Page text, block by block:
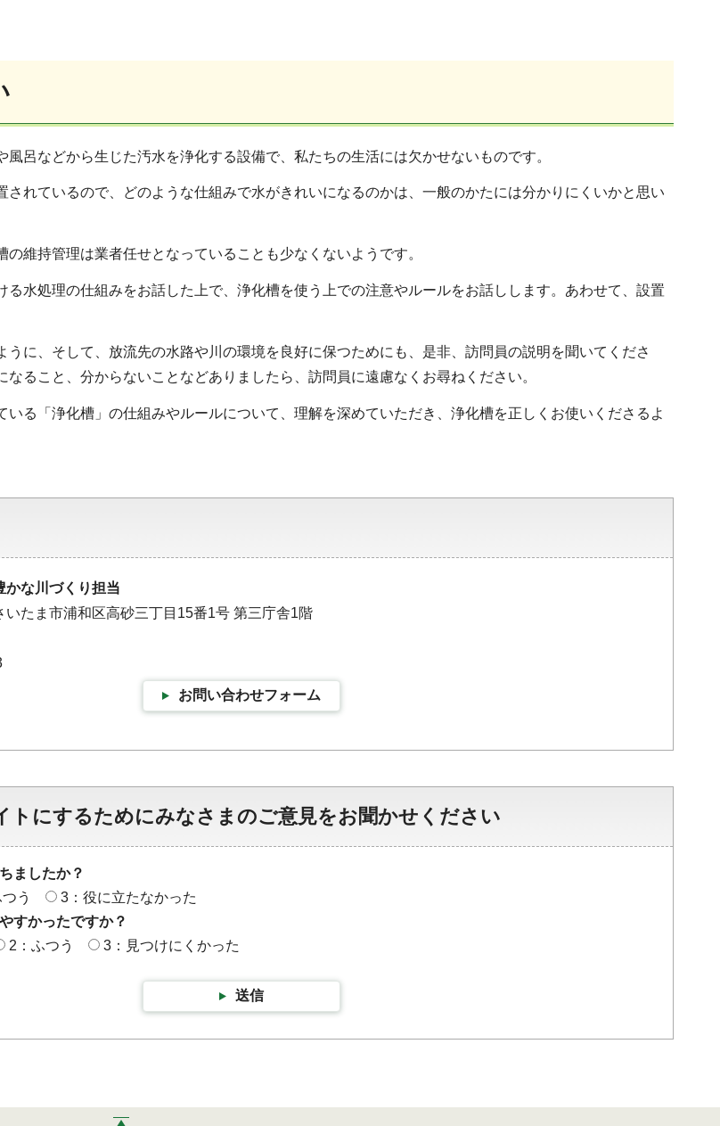
呂などから生じた汚水を浄化する設備で、私たちの生活には欠かせないものです。
されているので、どのような仕組みで水がきれいになるのかは、一般のかたには分かりにくいかと思い
維持管理は業者任せとなっていることも少なくないようです。
る水処理の仕組みをお話した上で、浄化槽を使う上での注意やルールをお話しします。あわせて、設置
うに、そして、放流先の水路や川の環境を良好に保つためにも、是非、訪問員の説明を聞いてくださ
なること、分からないことなどありましたら、訪問員に遠慮なくお尋ねください。
いる「浄化槽」の仕組みやルールについて、理解を深めていただき、浄化槽を正しくお使いくださるよ
かな川づくり担当
たま市浦和区高砂三丁目15番1号 第三庁舎1階
お問い合わせフォーム
トにするためにみなさまのご意見をお聞かせください
ましたか？
う
3：役に立たなかった
すかったですか？
2：ふつう 3：見つけにくかった
送信